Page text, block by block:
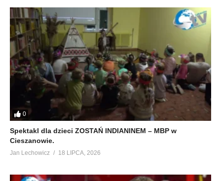
0
Spektakl dla dzieci ZOSTAŃ INDIANINEM – MBP w
Cieszanowie.
Jan Lechowicz 18 LIPCA, 2026